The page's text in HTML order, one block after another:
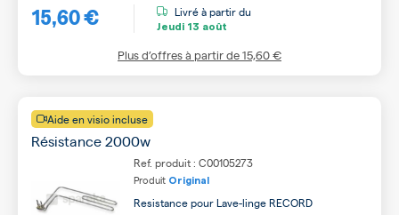
15,60 € Livré à partir du
Jeudi 13 août
Plus d’offres à partir de15,60 €
Aide en visio incluse
Résistance 2000w
Ref. produit : C00105273
Produit Original
Resistance pour Lave-linge RECORD